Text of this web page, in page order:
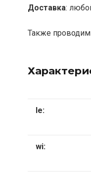
Доставка:
Также проводим
le:
wi: